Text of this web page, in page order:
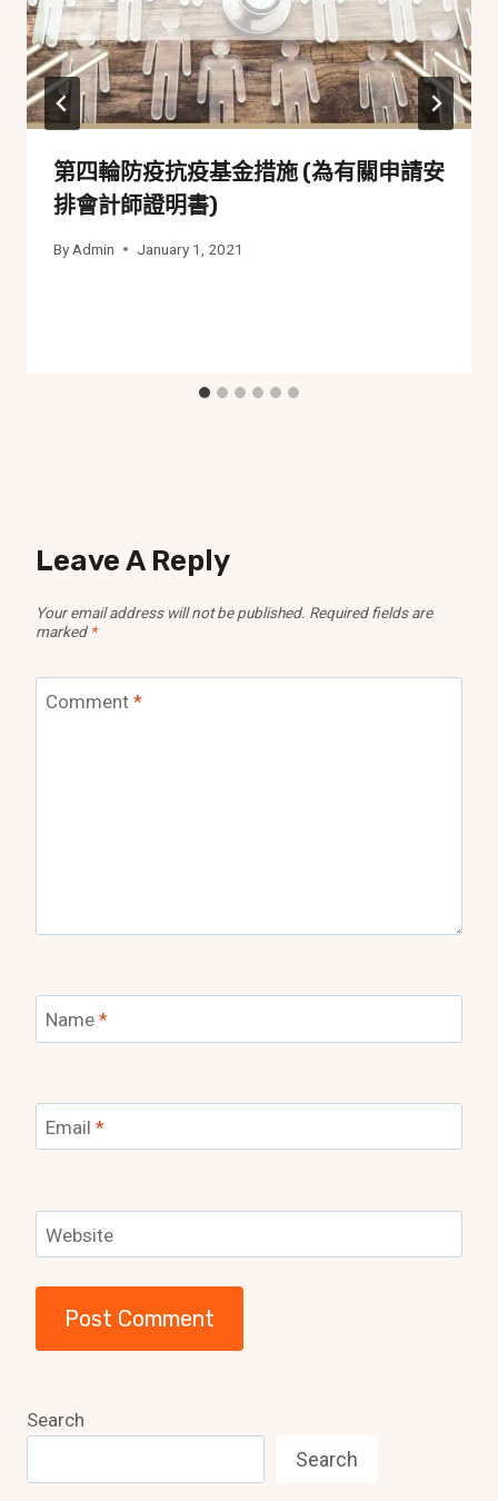
第四輪防疫抗疫基金措施 (為有關申請安
排會計師證明書)
By Admin January 1, 2021
Leave A Reply
Your email address will not be published. Required fields are
marked *
Comment *
Name *
Email *
Website
Search
Search